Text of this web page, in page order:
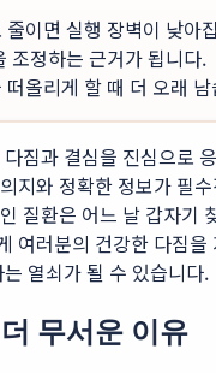
이면 실행 장벽이 낮아
조정하는 근거가 됩니다.
올리게 할 때 더 오래
짐과 결심을 진심으로
지와 정확한 정보가 필
질환은 어느 날 갑자
여러분의 건강한 다짐
열쇠가 될 수 있습니다.
무서운 이유